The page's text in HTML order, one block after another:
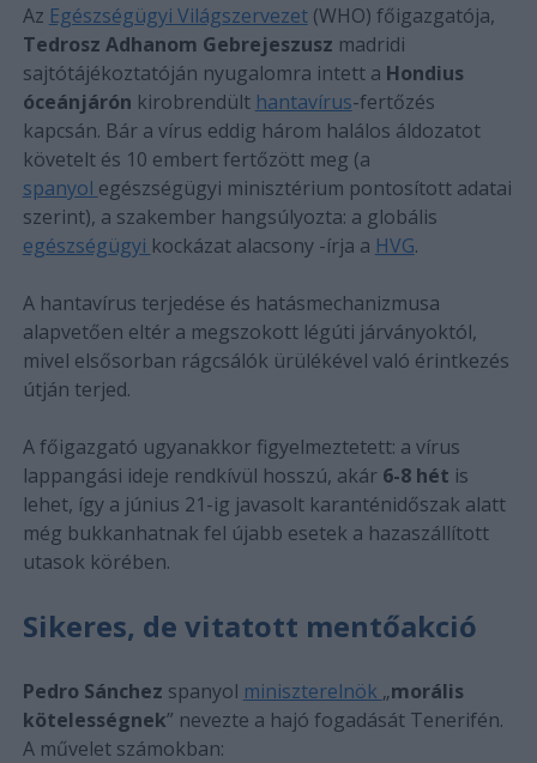
Az Egészségügyi Világszervezet(WHO) főigazgatója,
Tedrosz Adhanom Gebrejeszusz madridi
sajtótájékoztatóján nyugalomra intett a Hondius
óceánjárón kirobrendült hantavírus-fertőzés
kapcsán. Bár a vírus eddig három halálos áldozatot
követelt és 10 embert fertőzött meg (a
spanyol egészségügyi minisztérium pontosított adatai
szerint), a szakember hangsúlyozta: a globális
egészségügyi kockázat alacsony -írja a HVG.
A hantavírus terjedése és hatásmechanizmusa
alapvetően eltér a megszokott légúti járványoktól,
mivel elsősorban rágcsálók ürülékével való érintkezés
útján terjed.
A főigazgató ugyanakkor figyelmeztetett: a vírus
lappangási ideje rendkívül hosszú, akár 6-8 hét is
lehet, így a június 21-ig javasolt karanténidőszak alatt
még bukkanhatnak fel újabb esetek a hazaszállított
utasok körében.
Sikeres, de vitatott mentőakció
Pedro Sánchez spanyol miniszterelnök „morális
kötelességnek” nevezte a hajó fogadását Tenerifén.
A művelet számokban: